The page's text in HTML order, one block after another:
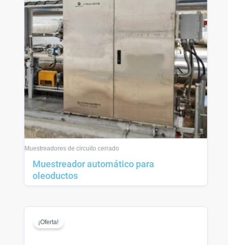
Muestreadores de circuito cerrado
Muestreador automático para
oleoductos
¡Oferta!